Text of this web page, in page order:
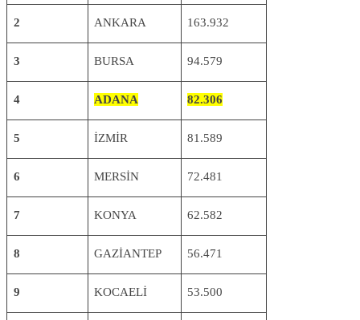
2 ANKARA 163.932
3 BURSA 94.579
4 ADANA 82.306
5 İZMİR 81.589
6 MERSİN 72.481
7 KONYA 62.582
8 GAZİANTEP 56.471
9 KOCAELİ 53.500